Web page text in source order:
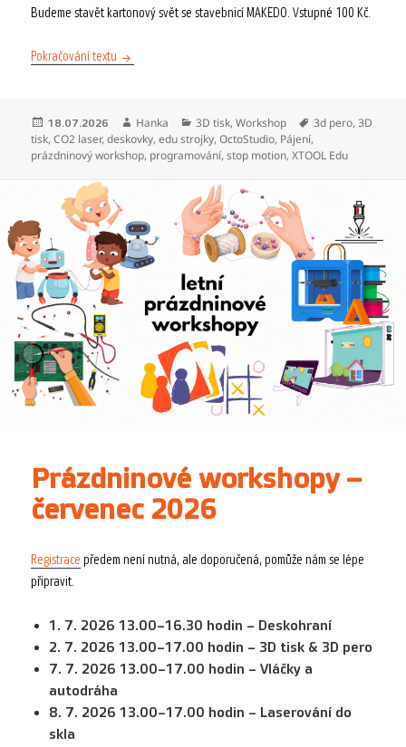
Budeme stavět kartonový svět se stavebnicí MAKEDO. Vstupné 100 Kč.
Pokračování textu Prázdninové workshopy – srpen 2026
Publikováno:
18.07.2026 Autor:
Hanka Rubriky:
3D tisk,Workshop Štítky:
3d pero,3D
tisk,CO2 laser,deskovky,edu strojky,OctoStudio, Pájení,
prázdninový workshop, programování,stop motion,XTOOL Edu
Prázdninové workshopy –
červenec 2026
Registrace předem není nutná, ale doporučená, pomůže nám se lépe
připravit.
1. 7. 2026 13.00–16.30 hodin – Deskohraní
2. 7. 2026 13.00–17.00 hodin – 3D tisk & 3D pero
7. 7. 2026 13.00–17.00 hodin – Vláčky a
autodráha
8. 7. 2026 13.00–17.00 hodin – Laserování do
skla